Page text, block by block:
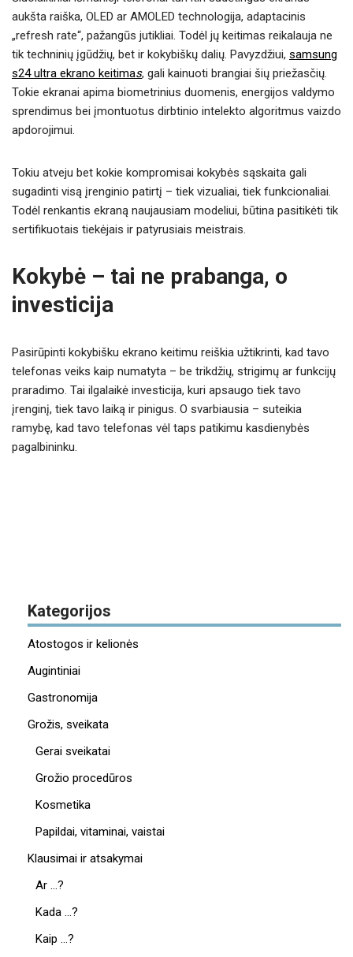
aukšta raiška, OLED ar AMOLED technologija, adaptacinis
„refresh rate“, pažangūs jutikliai. Todėl jų keitimas reikalauja ne
tik techninių įgūdžių, bet ir kokybiškų dalių. Pavyzdžiui, samsung
s24 ultra ekrano keitimas, gali kainuoti brangiai šių priežasčių.
Tokie ekranai apima biometrinius duomenis, energijos valdymo
sprendimus bei įmontuotus dirbtinio intelekto algoritmus vaizdo
apdorojimui.
Tokiu atveju bet kokie kompromisai kokybės sąskaita gali
sugadinti visą įrenginio patirtį – tiek vizualiai, tiek funkcionaliai.
Todėl renkantis ekraną naujausiam modeliui, būtina pasitikėti tik
sertifikuotais tiekėjais ir patyrusiais meistrais.
Kokybė – tai ne prabanga, o
investicija
Pasirūpinti kokybišku ekrano keitimu reiškia užtikrinti, kad tavo
telefonas veiks kaip numatyta – be trikdžių, strigimų ar funkcijų
praradimo. Tai ilgalaikė investicija, kuri apsaugo tiek tavo
įrenginį, tiek tavo laiką ir pinigus. O svarbiausia – suteikia
ramybę, kad tavo telefonas vėl taps patikimu kasdienybės
pagalbininku.
Kategorijos
Atostogos ir kelionės
Augintiniai
Gastronomija
Grožis, sveikata
Gerai sveikatai
Grožio procedūros
Kosmetika
Papildai, vitaminai, vaistai
Klausimai ir atsakymai
Ar …?
Kada …?
Kaip …?